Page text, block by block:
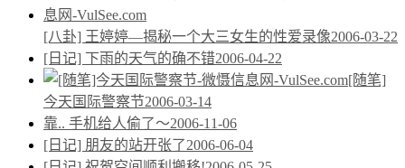
[八卦] 王婷婷—揭秘一个大三女生的性爱录像2006-03-22
[日记] 下雨的天气的确不错2006-04-22
[随笔]
今天国际警察节2006-03-14
靠.. 手机给人偷了～2006-11-06
[日记] 朋友的站开张了2006-06-04